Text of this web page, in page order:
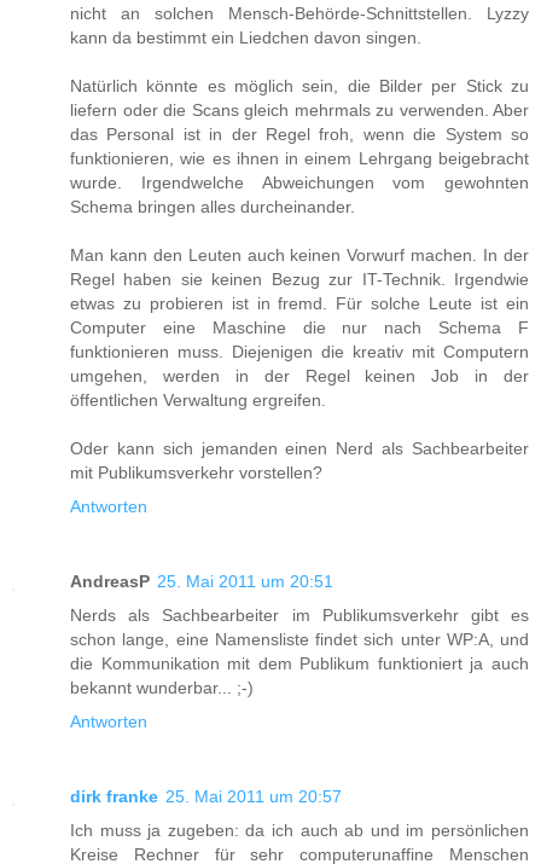
nicht an solchen Mensch-Behörde-Schnittstellen. Lyzzy
kann da bestimmt ein Liedchen davon singen.
Natürlich könnte es möglich sein, die Bilder per Stick zu
liefern oder die Scans gleich mehrmals zu verwenden. Aber
das Personal ist in der Regel froh, wenn die System so
funktionieren, wie es ihnen in einem Lehrgang beigebracht
wurde. Irgendwelche Abweichungen vom gewohnten
Schema bringen alles durcheinander.
Man kann den Leuten auch keinen Vorwurf machen. In der
Regel haben sie keinen Bezug zur IT-Technik. Irgendwie
etwas zu probieren ist in fremd. Für solche Leute ist ein
Computer eine Maschine die nur nach Schema F
funktionieren muss. Diejenigen die kreativ mit Computern
umgehen, werden in der Regel keinen Job in der
öffentlichen Verwaltung ergreifen.
Oder kann sich jemanden einen Nerd als Sachbearbeiter
mit Publikumsverkehr vorstellen?
Antworten
AndreasP 25. Mai 2011 um 20:51
Nerds als Sachbearbeiter im Publikumsverkehr gibt es
schon lange, eine Namensliste findet sich unter WP:A, und
die Kommunikation mit dem Publikum funktioniert ja auch
bekannt wunderbar... ;-)
Antworten
dirk franke 25. Mai 2011 um 20:57
Ich muss ja zugeben: da ich auch ab und im persönlichen
Kreise Rechner für sehr computerunaffine Menschen